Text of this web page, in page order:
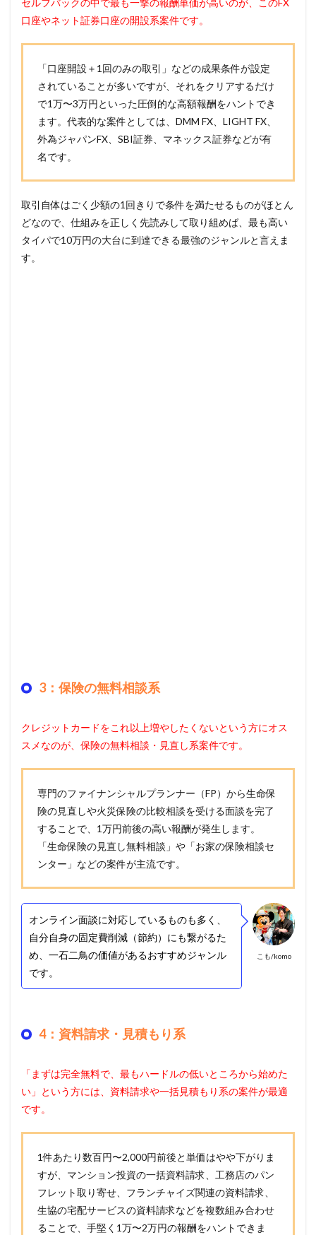
セルフバックの中で最も一撃の報酬単価が高いのが、このFX
口座やネット証券口座の開設系案件です。
「口座開設＋1回のみの取引」などの成果条件が設定
されていることが多いですが、それをクリアするだけ
で1万〜3万円といった圧倒的な高額報酬をハントでき
ます。代表的な案件としては、DMM FX、LIGHT FX、
外為ジャパンFX、SBI証券、マネックス証券などが有
名です。
取引自体はごく少額の1回きりで条件を満たせるものがほとん
どなので、仕組みを正しく先読みして取り組めば、最も高い
タイパで10万円の大台に到達できる最強のジャンルと言えま
す。
3：保険の無料相談系
クレジットカードをこれ以上増やしたくないという方にオス
スメなのが、保険の無料相談・見直し系案件です。
専門のファイナンシャルプランナー（FP）から生命保
険の見直しや火災保険の比較相談を受ける面談を完了
することで、1万円前後の高い報酬が発生します。
「生命保険の見直し無料相談」や「お家の保険相談セ
ンター」などの案件が主流です。
こも/komo
オンライン面談に対応しているものも多く、
自分自身の固定費削減（節約）にも繋がるた
め、一石二鳥の価値があるおすすめジャンル
です。
4：資料請求・見積もり系
「まずは完全無料で、最もハードルの低いところから始めた
い」という方には、資料請求や一括見積もり系の案件が最適
です。
1件あたり数百円〜2,000円前後と単価はやや下がりま
すが、マンション投資の一括資料請求、工務店のパン
フレット取り寄せ、フランチャイズ関連の資料請求、
生協の宅配サービスの資料請求などを複数組み合わせ
ることで、手堅く1万〜2万円の報酬をハントできま